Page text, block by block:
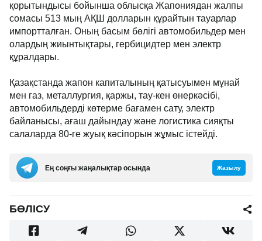
қорытындысы бойынша облысқа Жапониядан жалпы
сомасы 513 мың АҚШ долларын құрайтын тауарлар
импортталған. Оның басым бөлігі автомобильдер мен
олардың жиынтықтары, гербицидтер мен электр
құралдары.
Қазақстанда жапон капиталының қатысуымен мұнай
мен газ, металлургия, қаржы, тау-кен өнеркәсібі,
автомобильдерді көтерме бағамен сату, электр
байланысы, ағаш дайындау және логистика сияқты
салаларда 80-ге жуық кәсіпорын жұмыс істейді.
Ең соңғы жаңалықтар осында Жазылу
БӨЛІСУ